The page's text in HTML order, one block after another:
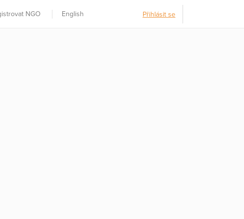
NGO English Přihlásit se